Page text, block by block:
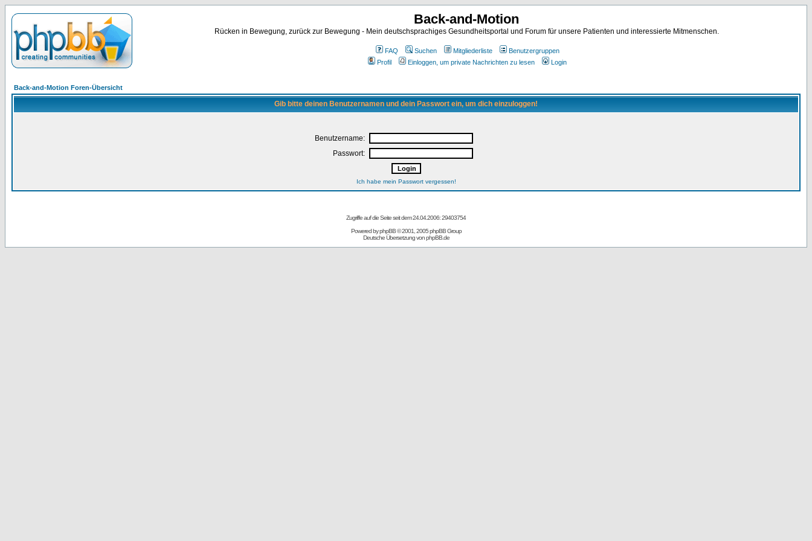
Back-and-Motion
Rücken in Bewegung, zurück zur Bewegung - Mein deutschsprachiges Gesundheitsportal und Forum für unsere Patienten und interessierte Mitmenschen.
FAQ Suchen Mitgliederliste
Benutzergruppen
Profil
Einloggen, um private Nachrichten zu lesen Login
Back-and-Motion Foren-Übersicht
Gib bitte deinen Benutzernamen und dein Passwort ein, um dich einzuloggen!
Benutzername:
Passwort:
Ich habe mein Passwort vergessen!
Zugriffe auf die Seite seit dem 24.04.2006: 29403754
Powered byphpBB© 2001, 2005 phpBB Group
Deutsche Übersetzung vonphpBB.de